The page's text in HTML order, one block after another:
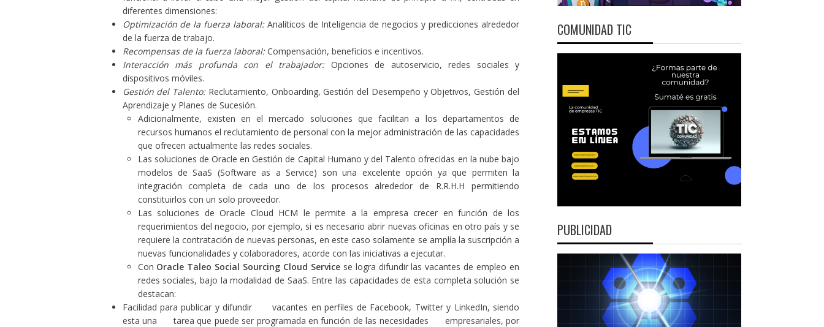
diferentes dimensiones:
Optimización de la fuerza laboral:Analíticos de Inteligencia de negocios y predicciones alrededor
de la fuerza de trabajo.
Recompensas de la fuerza laboral:Compensación, beneficios e incentivos.
Interacción más profunda con el trabajador:Opciones de autoservicio, redes sociales y
dispositivos móviles.
Gestión del Talento:Reclutamiento, Onboarding, Gestión del Desempeño y Objetivos, Gestión del
Aprendizaje y Planes de Sucesión.
Adicionalmente, existen en el mercado soluciones que facilitan a los departamentos de
recursos humanos el reclutamiento de personal con la mejor administración de las capacidades
que ofrecen actualmente las redes sociales.
Las soluciones de Oracle en Gestión de Capital Humano y del Talento ofrecidas en la nube bajo
modelos de SaaS (Software as a Service) son una excelente opción ya que permiten la
integración completa de cada uno de los procesos alrededor de R.R.H.H permitiendo
constituirlos con un solo proveedor.
Las soluciones de Oracle Cloud HCM le permite a la empresa crecer en función de los
requerimientos del negocio, por ejemplo, si es necesario abrir nuevas oficinas en otro país y se
requiere la contratación de nuevas personas, en este caso solamente se amplía la suscripción a
nuevas funcionalidades y colaboradores, acorde con las iniciativas a ejecutar.
Con Oracle Taleo Social Sourcing Cloud Servicese logra difundir las vacantes de empleo en
redes sociales, bajo la modalidad de SaaS. Entre las capacidades de esta completa solución se
destacan:
Facilidad para publicar y difundir vacantes en perfiles de Facebook, Twitter y LinkedIn, siendo
esta una tarea que puede ser programada en función de las necesidades empresariales, por
COMUNIDAD TIC
PUBLICIDAD